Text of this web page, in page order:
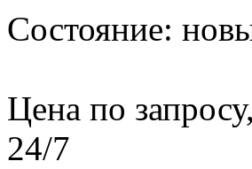
Состояние:
Цена по
24/7